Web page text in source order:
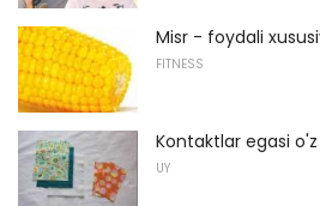
Misr - foydali
FITNESS
Kontaktlar egasi
UY